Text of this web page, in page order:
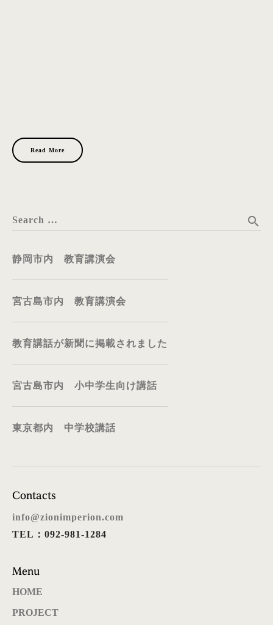
Read More
Search … search
静岡市内 教育講演会
宮古島市内 教育講演会
教育講話が新聞に掲載されました
宮古島市内 小中学生向け講話
東京都内 中学校講話
Contacts
info@zionimperion.com
TEL：092-981-1284
Menu
HOME
PROJECT